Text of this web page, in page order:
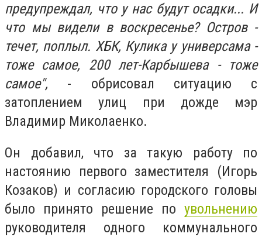
предупреждал, что у нас будут осадки... И
что мы видели в воскресенье? Остров -
течет, поплыл. ХБК, Кулика у универсама -
тоже самое, 200 лет-Карбышева - тоже
самое", - обрисовал ситуацию с
затоплением улиц при дожде мэр
Владимир Миколаенко.
Он добавил, что за такую работу по
настоянию первого заместителя (Игорь
Козаков) и согласию городского головы
было принято решение по увольнению
руководителя одного коммунального